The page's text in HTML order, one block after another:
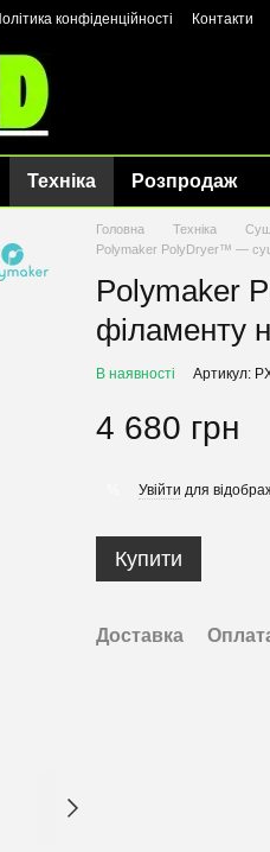
конфіденційності Контакти
Техніка Розпродаж
Головна Техніка
Polymaker PolyDryer™ —
Polymaker
філаменту
В наявності Артикул:
4 680 грн
Увійти для
Купити
Доставка